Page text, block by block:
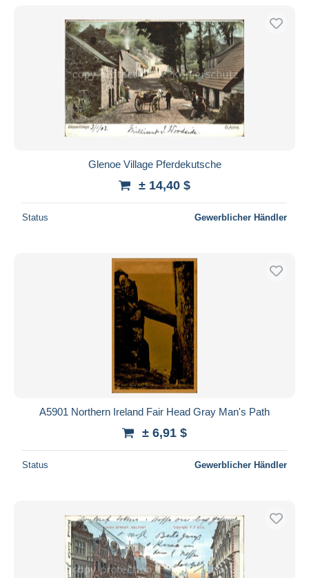
Kostenloser Versand
Zahlungsmethoden
PayPal
Banküberweisung
Visa
Mastercard
iDeal
Übernehmen
Glenoe Village Pferdekutsche
± 14,40 $
Status Gewerblicher Händler
A5901 Northern Ireland Fair Head Gray Man's Path
± 6,91 $
Status Gewerblicher Händler